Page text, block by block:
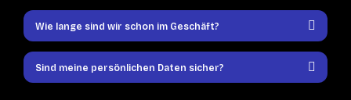
Wie lange sind wir schon im Geschäft?
Sind meine persönlichen Daten sicher?